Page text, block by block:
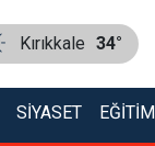
Kırıkkale 34°
SIYASET EĞITIM